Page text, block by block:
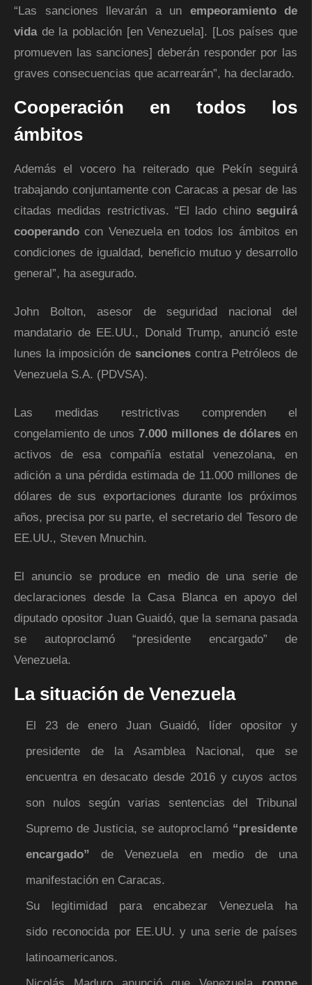
“Las sanciones llevarán a un empeoramiento de
vidade la población [en Venezuela]. [Los países que
promueven las sanciones] deberán responder por las
graves consecuencias que acarrearán”, ha declarado.
Cooperación en todos los
ámbitos
Además el vocero ha reiterado que Pekín seguirá
trabajando conjuntamente con Caracas a pesar de las
citadas medidas restrictivas. “El lado chino seguirá
cooperando con Venezuela en todos los ámbitos en
condiciones de igualdad, beneficio mutuo y desarrollo
general”, ha asegurado.
John Bolton, asesor de seguridad nacional del
mandatario de EE.UU., Donald Trump, anunció este
lunes la imposición de sancionescontra Petróleos de
Venezuela S.A. (PDVSA).
Las medidas restrictivas comprenden el
congelamiento de unos7.000 millones de dólares en
activos de esa compañía estatal venezolana, en
adición a una pérdida estimada de 11.000 millones de
dólares de sus exportaciones durante los próximos
años, precisa por su parte, el secretario del Tesoro de
EE.UU., Steven Mnuchin.
El anuncio se produce en medio de una serie de
declaraciones desde la Casa Blanca en apoyo del
diputado opositor Juan Guaidó, que la semana pasada
se autoproclamó “presidente encargado” de
Venezuela.
La situación de Venezuela
El 23 de enero Juan Guaidó, líder opositor y
presidente de la Asamblea Nacional, que se
encuentra en desacato desde 2016 y cuyos actos
son nulos según varias sentencias del Tribunal
Supremo de Justicia, se autoproclamó “presidente
encargado” de Venezuela en medio de una
manifestación en Caracas.
Su legitimidad para encabezar Venezuela ha
sido reconocida por EE.UU. y una serie de países
latinoamericanos.